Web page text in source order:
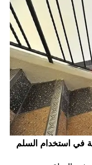
في استخدام السلم